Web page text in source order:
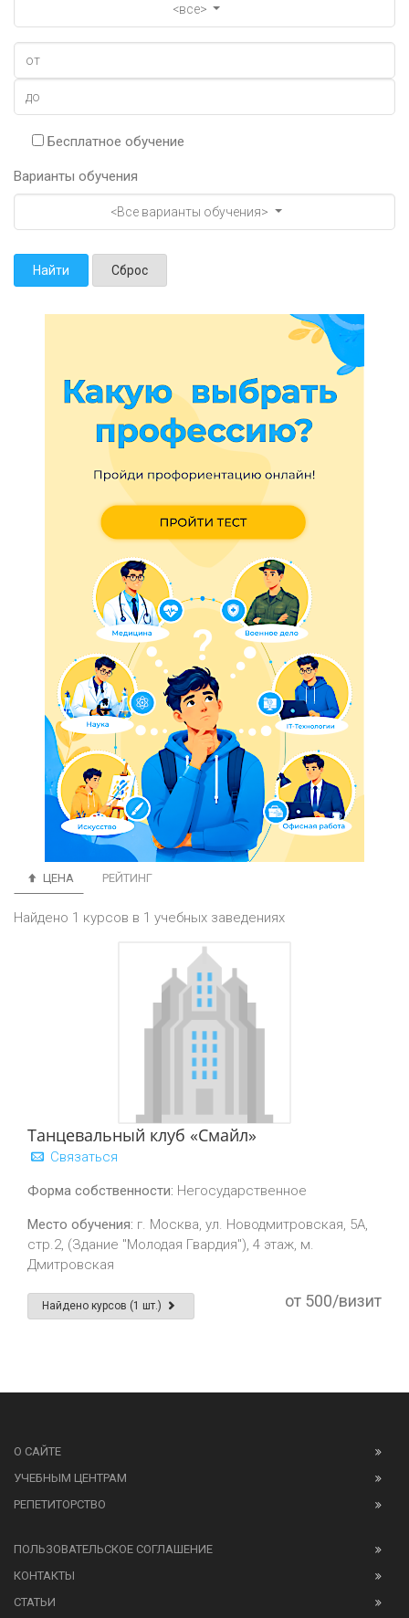
<все>
Бесплатное обучение
Варианты обучения
<Все варианты обучения>
Найти Сброс
ЦЕНА РЕЙТИНГ
Найдено 1 курсов в 1 учебных заведениях
Танцевальный клуб «Смайл»
Связаться
Форма собственности: Негосударственное
Место обучения: г. Москва, ул. Новодмитровская, 5А,
стр.2, (Здание "Молодая Гвардия"), 4 этаж, м.
Дмитровская
Найдено курсов (1 шт.) от 500/визит
О САЙТЕ
УЧЕБНЫМ ЦЕНТРАМ
РЕПЕТИТОРСТВО
ПОЛЬЗОВАТЕЛЬСКОЕ СОГЛАШЕНИЕ
КОНТАКТЫ
СТАТЬИ